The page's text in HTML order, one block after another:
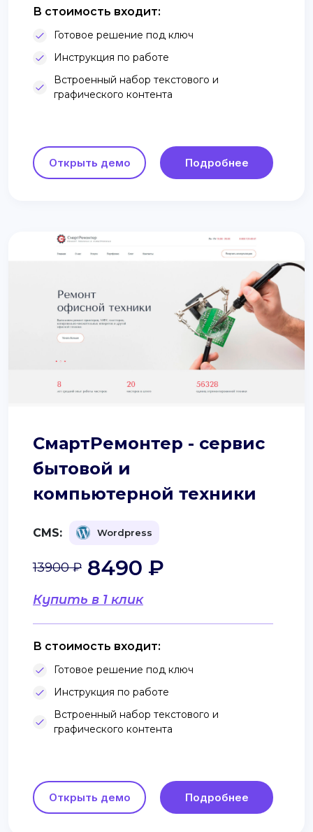
В стоимость входит:
Готовое решение под ключ
Инструкция по работе
Встроенный набор текстового и
графического контента
Открыть демо Подробнее
СмартРемонтер - сервис
бытовой и
компьютерной техники
CMS: Wordpress
Купить в 1 клик
13900 ₽ 8490 ₽
В стоимость входит:
Готовое решение под ключ
Инструкция по работе
Встроенный набор текстового и
графического контента
Открыть демо Подробнее